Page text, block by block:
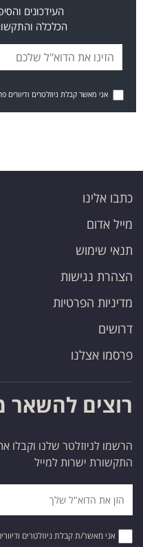
העידכונים
הכלכלה
אני מאשר קבלת ניוזלטרים ודיוורים
כתבו אלינו
מייל אדום
תנאי שימוש
הצהרת נגישות
מדיניות הפרטיות
דרושים
פרסמו אצלנו
רוצים להשאר
הרשמו לניוזלטר שלנו וקבלו
התקשורת ישרות למייל
אני מאשר/ת קבלת ניוזלטרים